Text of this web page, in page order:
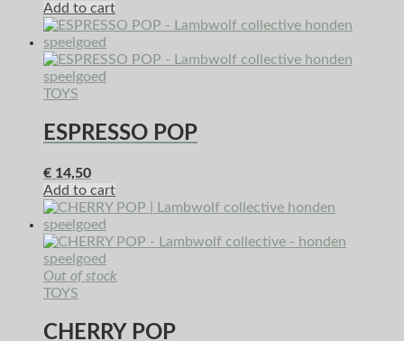
Add to cart
TOYS
ESPRESSO POP
€ 14,50
Add to cart
Out of stock
TOYS
CHERRY POP